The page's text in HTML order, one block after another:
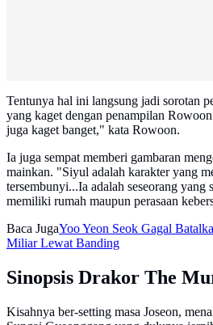
Tentunya hal ini langsung jadi sorotan
yang kaget dengan penampilan
juga kaget banget," kata Rowoon.
Ia juga sempat memberi gambaran
mainkan. "Siyul adalah karakter yang
tersembunyi...Ia adalah seseorang yang
memiliki rumah maupun perasaan
Baca JugaYoo Yeon Seok Gagal
Miliar Lewat Banding
Sinopsis Drakor The
Kisahnya ber-setting masa Joseon,